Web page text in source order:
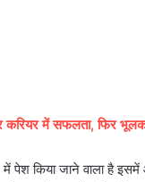
में सफलता, फिर
में पेश किया जाने वाला है